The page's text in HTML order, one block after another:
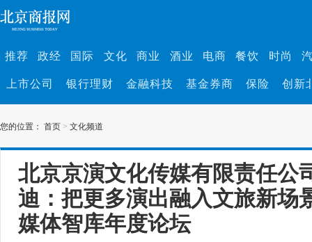
推荐 政经 国际 文化 商业 酒业 电商 餐饮 时尚
上市公司 银行理财 金融科技 基金券商 保险 创新
您的位置： 首页 > 文化频道
北京京演文化传媒有限责任公
迪：把更多演出融入文旅新场
媒体智库年度论坛